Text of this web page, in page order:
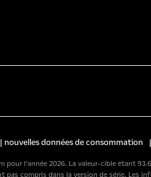
| nouvelles données de consommation |
pour l’année 2026. La valeur-cible étant
compris dans la version de série.